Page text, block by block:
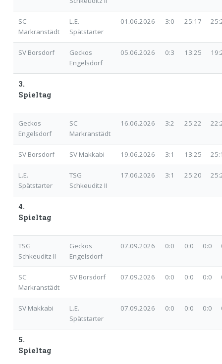
SC
Markranstädt
L.E.
Spätstarter
01.06.2026 3:0 25:17
SV Borsdorf
Geckos
Engelsdorf
05.06.2026 0:3 13:25
3.
Spieltag
Geckos
Engelsdorf
SC
Markranstädt
16.06.2026 3:2 25:22
SV Borsdorf SV Makkabi 19.06.2026 3:1 13:25
L.E.
Spätstarter
TSG
Schkeuditz II
17.06.2026 3:1 25:20
4.
Spieltag
TSG
Schkeuditz II
Geckos
Engelsdorf
07.09.2026 0:0 0:0 0:0
SC
Markranstädt
SV Borsdorf 07.09.2026 0:0 0:0 0:0
SV Makkabi
L.E.
Spätstarter
07.09.2026 0:0 0:0 0:0
5.
Spieltag